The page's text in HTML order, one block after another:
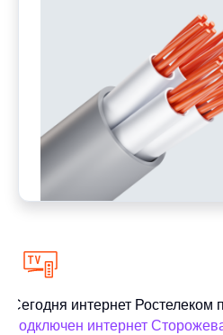
Сегодня интернет Ростелеком
подключен интернет